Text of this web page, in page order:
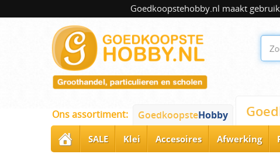
Goedkoopstehobby.nl maakt
Ons assortiment: GoedkoopsteHobby
SALE Klei Accesoires Afwerking